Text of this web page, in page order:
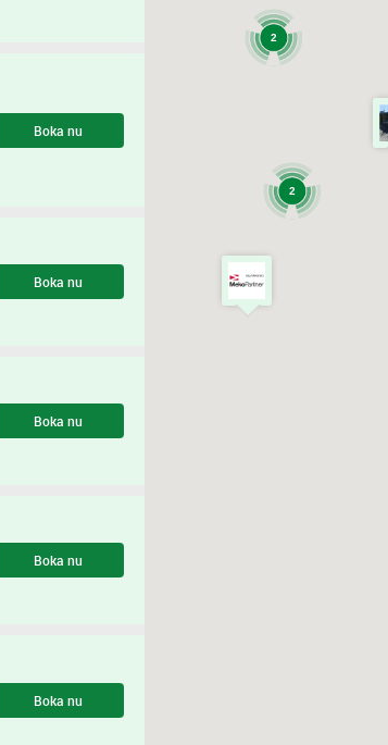
Boka nu
Boka nu
Boka nu
Boka nu
Boka nu
2
2